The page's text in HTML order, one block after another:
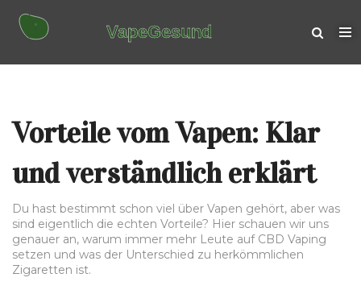
Vorteile vom Vapen: Klar
und verständlich erklärt
Du hast bestimmt schon viel über Vapen gehört, aber was
sind eigentlich die echten Vorteile? Hier schauen wir uns
genauer an, warum immer mehr Leute auf CBD Vaping
setzen und was der Unterschied zu herkömmlichen
Zigaretten ist.